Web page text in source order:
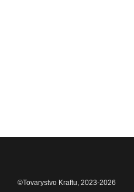
©Tovarystvo Kraftu, 2023-2026